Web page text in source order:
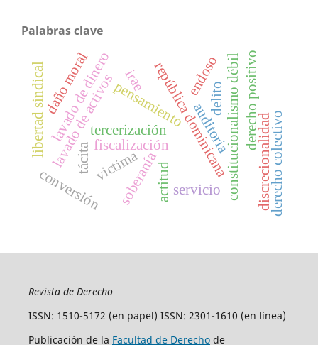
Palabras clave
constitucionalismo débil
república dominicana
fiscalización auditoria
soberanía
pensamiento
actitud
lavado de activos
lavado de dinero delito
daño moral derecho positivo
irae
tercerización
conversión
tácita
servicio
endoso
discrecionalidad
victima
libertad sindical
derecho colectivo
Revista de Derecho
ISSN: 1510-5172 (en papel) ISSN: 2301-1610 (en línea)
Publicación de la Facultad de Derechode